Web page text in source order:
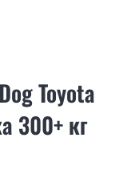
Toyota
300+ кг